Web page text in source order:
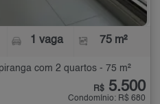
1 vaga 75 m²
com 2 quartos - 75 m²
R$ 5.500
Condomínio: R$ 680